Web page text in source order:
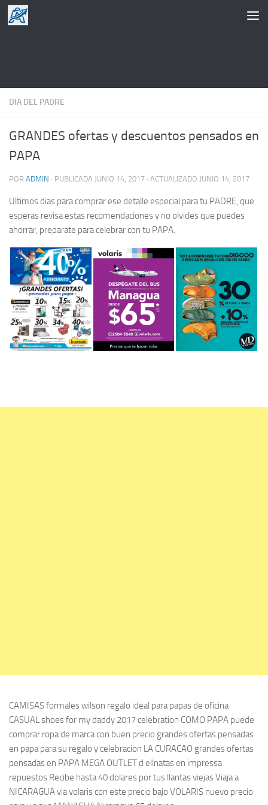
Saltar al contenido
DIA DEL PADRE
GRANDES ofertas y descuentos pensados en
PAPA
POR ADMIN · PUBLICADA JUNIO 14, 2017 · ACTUALIZADO JUNIO 14, 2017
Ultimos dias para comprar ese detalle especial para tu PADRE, que
esperas revisa estas recomendaciones y no olvides que puedes
ahorrar, preparate para celebrar con tu PAPA.
CAMISAS formales wilson regalo ideal para papas de oficina
CASUAL shoes for my daddy 2017 celebration COMO PAPA puede
comprar ropa de marca con buen precio grandes ofertas pensadas
en papa para su regalo y celebracion LA CURACAO grandes ofertas
pensadas en PAPA MEGA OUTLET d ellnatas en impressa
repuestos Recibe hasta 40 dolares por tus llantas viejas Viaja a
NICARAGUA via volaris con este precio bajo VOLARIS nuevo precio